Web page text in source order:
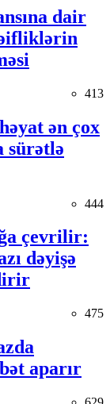
dair
413
ən çox
sürətlə
444
çevrilir:
dəyişə
475
aparır